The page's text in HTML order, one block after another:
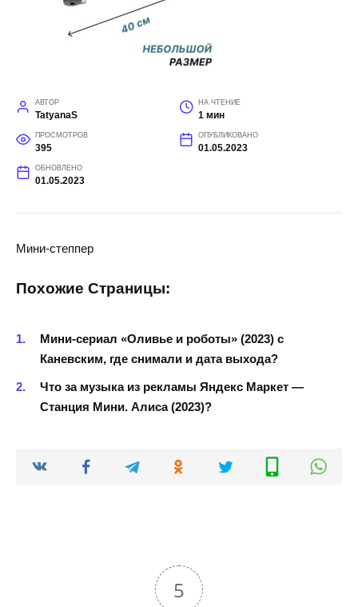
АВТОР
TatyanaS
НА ЧТЕНИЕ
1 мин
ПРОСМОТРОВ
395
ОПУБЛИКОВАНО
01.05.2023
ОБНОВЛЕНО
01.05.2023
Мини-степпер
Похожие Страницы:
Мини-сериал «Оливье и роботы» (2023) с
Каневским, где снимали и дата выхода?
Что за музыка из рекламы Яндекс Маркет —
Станция Мини. Алиса (2023)?
5